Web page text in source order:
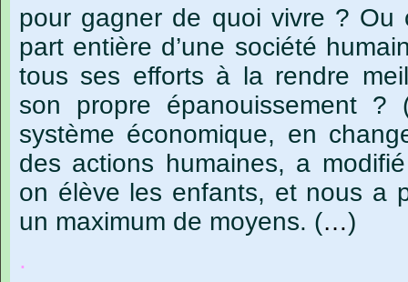
pour gagner de quoi vivre ? Ou
part entière d’une société
tous ses efforts à la rendre
son
propre épanouissement ?
système économique, en
des actions humaines, a modifié
on élève les enfants, et nous a
un maximum de moyens. (…)
.